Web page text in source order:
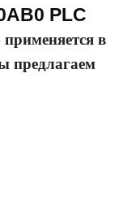
PLC
применяется в
предлагаем